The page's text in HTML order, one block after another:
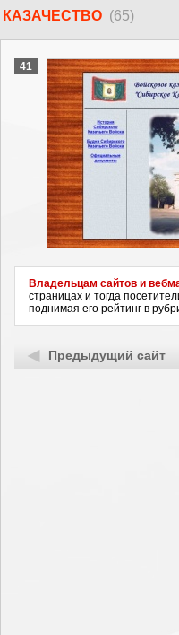
КАЗАЧЕСТВО (65)
41
Владельцам сайтов и
страницах и тогда
поднимая его рейтинг в
Предыдущий сайт